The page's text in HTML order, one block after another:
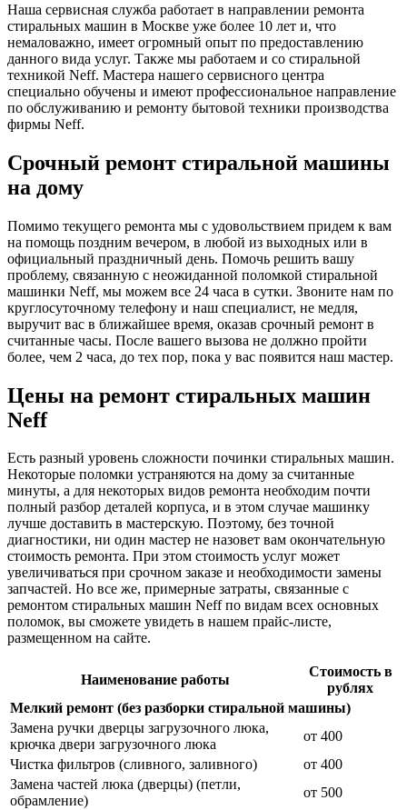
Наша сервисная служба работает в направлении ремонта
стиральных машин в Москве уже более 10 лет и, что
немаловажно, имеет огромный опыт по предоставлению
данного вида услуг. Также мы работаем и со стиральной
техникой Neff. Мастера нашего сервисного центра
специально обучены и имеют профессиональное направление
по обслуживанию и ремонту бытовой техники производства
фирмы Neff.
Срочный ремонт стиральной машины
на дому
Помимо текущего ремонта мы с удовольствием придем к вам
на помощь поздним вечером, в любой из выходных или в
официальный праздничный день. Помочь решить вашу
проблему, связанную с неожиданной поломкой стиральной
машинки Neff, мы можем все 24 часа в сутки. Звоните нам по
круглосуточному телефону и наш специалист, не медля,
выручит вас в ближайшее время, оказав срочный ремонт в
считанные часы. После вашего вызова не должно пройти
более, чем 2 часа, до тех пор, пока у вас появится наш мастер.
Цены на ремонт стиральных машин
Neff
Есть разный уровень сложности починки стиральных машин.
Некоторые поломки устраняются на дому за считанные
минуты, а для некоторых видов ремонта необходим почти
полный разбор деталей корпуса, и в этом случае машинку
лучше доставить в мастерскую. Поэтому, без точной
диагностики, ни один мастер не назовет вам окончательную
стоимость ремонта. При этом стоимость услуг может
увеличиваться при срочном заказе и необходимости замены
запчастей. Но все же, примерные затраты, связанные с
ремонтом стиральных машин Neff по видам всех основных
поломок, вы сможете увидеть в нашем прайс-листе,
размещенном на сайте.
Наименование работы
Стоимость в
рублях
Мелкий ремонт (без разборки стиральной машины)
Замена ручки дверцы загрузочного люка,
крючка двери загрузочного люка
от 400
Чистка фильтров (сливного, заливного)
от 400
Замена частей люка (дверцы) (петли,
обрамление)
от 500